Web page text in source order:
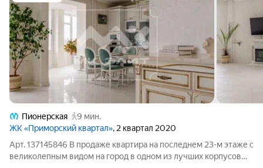
Пионерская
9 мин.
ЖК «Приморский квартал», 2 квартал 2020
Арт. 137145846 В продаже квартира на последнем 23-м этаже с
великолепным видом на город в одном из лучших корпусов